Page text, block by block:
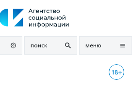
поиск меню
18+